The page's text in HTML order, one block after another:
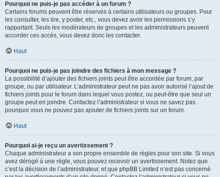
Pourquoi ne puis-je pas accéder à un forum ?
Certains forums peuvent être réservés à certains utilisateurs ou groupes. Pour
les consulter, les lire, y poster, etc., vous devez avoir les permissions s’y
rapportant. Seuls les modérateurs de groupes et les administrateurs peuvent
accorder ces accès, vous devez donc les contacter.
Haut
Pourquoi ne puis-je pas joindre des fichiers à mon message ?
La possibilité d’ajouter des fichiers joints peut être accordée par forum, par
groupe, ou par utilisateur. L’administrateur peut ne pas avoir autorisé l’ajout de
fichiers joints pour le forum dans lequel vous postez, ou peut-être que seul un
groupe peut en joindre. Contactez l’administrateur si vous ne savez pas
pourquoi vous ne pouvez pas ajouter de fichiers joints sur un forum.
Haut
Pourquoi ai-je reçu un avertissement ?
Chaque administrateur a son propre ensemble de règles pour son site. Si vous
avez dérogé à une règle, vous pouvez recevoir un avertissement. Notez que
c’est la décision de l’administrateur, et que phpBB Limited n’est pas concerné